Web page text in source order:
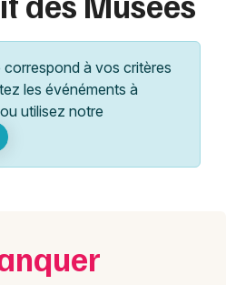
à vos critères
les événéments à
utilisez notre
de lieu
Ce week-end